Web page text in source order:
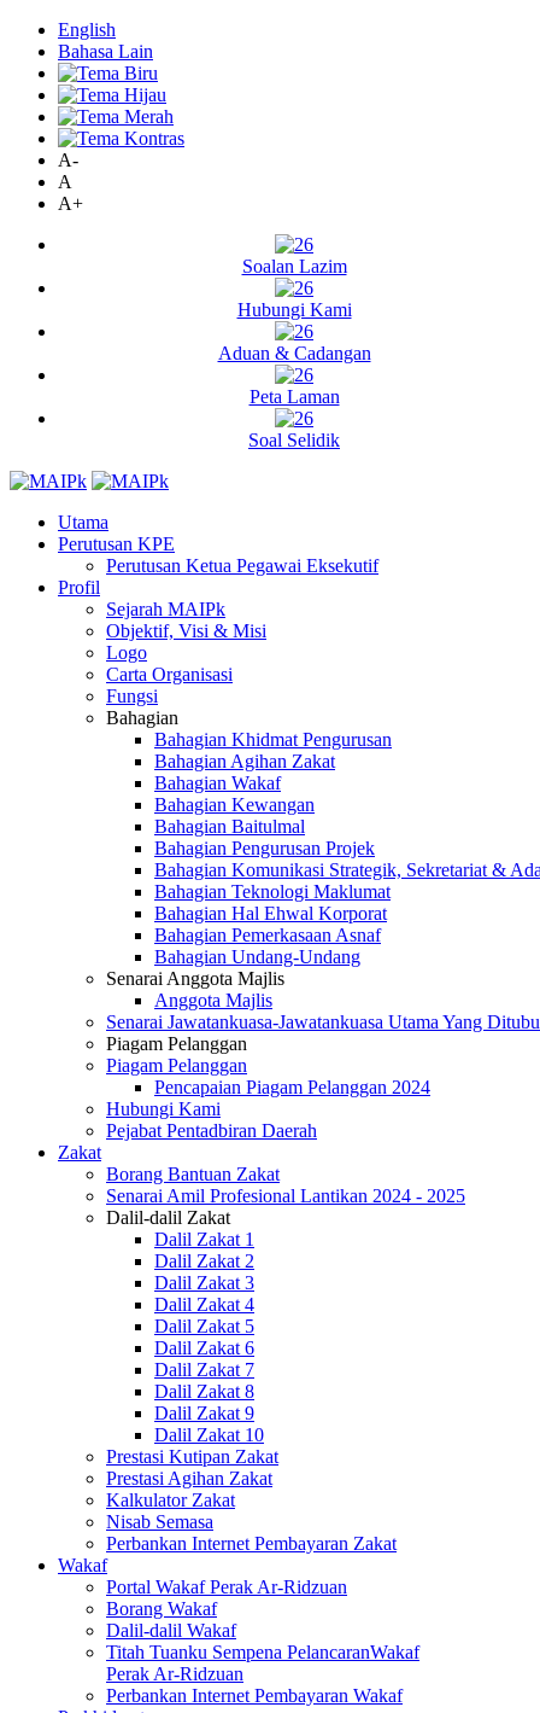
English
Bahasa Lain
A-
A
A+
Soalan Lazim
Hubungi Kami
Aduan & Cadangan
Peta Laman
Soal Selidik
Utama
Perutusan KPE
Perutusan Ketua Pegawai Eksekutif
Profil
Sejarah MAIPk
Objektif, Visi & Misi
Logo
Carta Organisasi
Fungsi
Bahagian
Bahagian Khidmat Pengurusan
Bahagian Agihan Zakat
Bahagian Wakaf
Bahagian Kewangan
Bahagian Baitulmal
Bahagian Pengurusan Projek
Bahagian Komunikasi Strategik, Sekretariat &
Bahagian Teknologi Maklumat
Bahagian Hal Ehwal Korporat
Bahagian Pemerkasaan Asnaf
Bahagian Undang-Undang
Senarai Anggota Majlis
Anggota Majlis
Senarai Jawatankuasa-Jawatankuasa Utama Yang
Piagam Pelanggan
Piagam Pelanggan
Pencapaian Piagam Pelanggan 2024
Hubungi Kami
Pejabat Pentadbiran Daerah
Zakat
Borang Bantuan Zakat
Senarai Amil Profesional Lantikan 2024 - 2025
Dalil-dalil Zakat
Dalil Zakat 1
Dalil Zakat 2
Dalil Zakat 3
Dalil Zakat 4
Dalil Zakat 5
Dalil Zakat 6
Dalil Zakat 7
Dalil Zakat 8
Dalil Zakat 9
Dalil Zakat 10
Prestasi Kutipan Zakat
Prestasi Agihan Zakat
Kalkulator Zakat
Nisab Semasa
Perbankan Internet Pembayaran Zakat
Wakaf
Portal Wakaf Perak Ar-Ridzuan
Borang Wakaf
Dalil-dalil Wakaf
Titah Tuanku Sempena PelancaranWakaf
Perak Ar-Ridzuan
Perbankan Internet Pembayaran Wakaf